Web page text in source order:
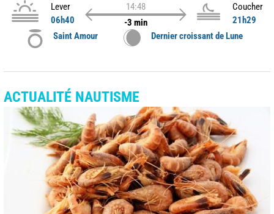
Lever
06h40
14:48
-3 min
Coucher
21h29
Saint Amour
Dernier croissant de Lune
ACTUALITÉ NAUTISME